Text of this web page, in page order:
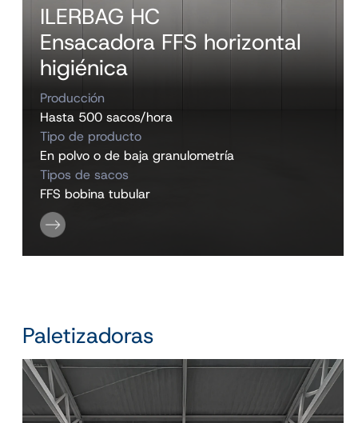
ILERBAG HC
Ensacadora FFS horizontal
higiénica
Producción
Hasta 500 sacos/hora
Tipo de producto
En polvo o de baja granulometría
Tipos de sacos
FFS bobina tubular
Paletizadoras